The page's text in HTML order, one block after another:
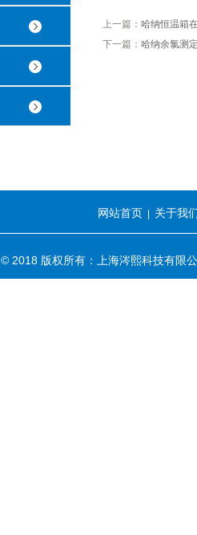
上一篇： 哈纳恒温箱
下一篇： 哈纳余氯测
网站首页 关于我
© 2018 版权所有：上海涔熙科技有限